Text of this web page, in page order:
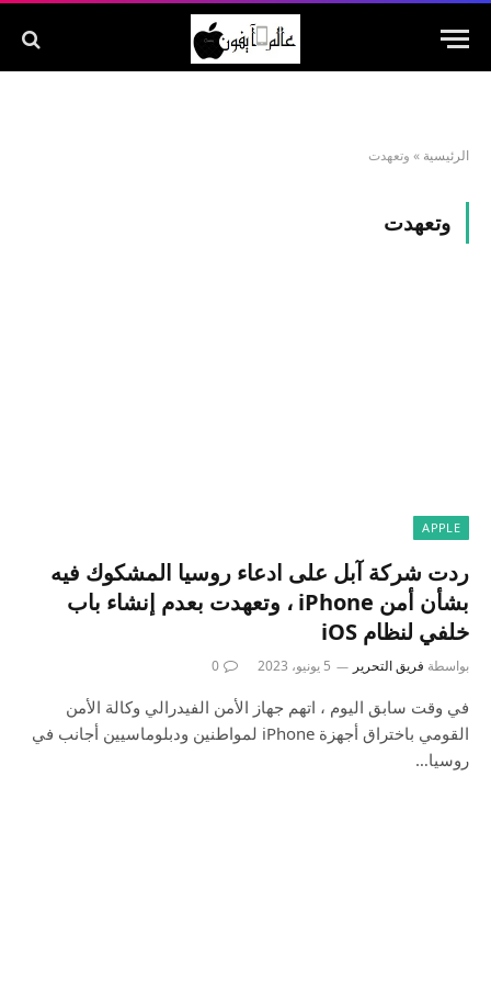
الرئيسية » وتعهدت
وتعهدت
APPLE
ردت شركة آبل على ادعاء روسيا المشكوك فيه
بشأن أمن iPhone ، وتعهدت بعدم إنشاء باب
خلفي لنظام iOS
بواسطة فريق التحرير 5 يونيو، 2023 0
في وقت سابق اليوم ، اتهم جهاز الأمن الفيدرالي وكالة الأمن
القومي باختراق أجهزة iPhone لمواطنين ودبلوماسيين أجانب في
روسيا…